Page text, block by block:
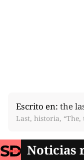
Escrito en: the
Last, historia,
Noticias